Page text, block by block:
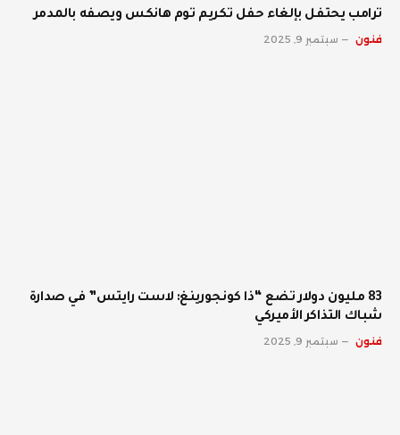
ترامب يحتفل بإلغاء حفل تكريم توم هانكس ويصفه بالمدمر
فنون سبتمبر 9, 2025
83 مليون دولار تضع “ذا كونجورينغ: لاست رايتس” في صدارة
شباك التذاكر الأميركي
فنون سبتمبر 9, 2025